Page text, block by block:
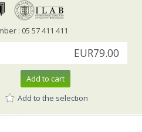
: 05 57 411 411
EUR79.00
Add to cart
Add to the selection